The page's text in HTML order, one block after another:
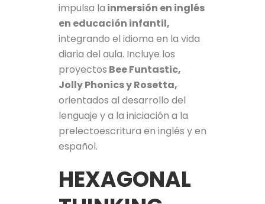
impulsa la inmersión en inglés
en educación infantil,
integrando el idioma en la vida
diaria del aula. Incluye los
proyectos Bee Funtastic,
Jolly Phonics y Rosetta,
orientados al desarrollo del
lenguaje y a la iniciación a la
prelectoescritura en inglés y en
español.
HEXAGONAL